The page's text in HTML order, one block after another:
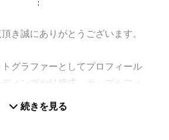
写真、CDジャケット写真、ライブ
の共同写真展などを開催。
や観光雑誌の撮影など多方面の撮
き誠にありがとうございます。
グラファーとしてプロフィール
ィングや結婚式、カップルフォ
五三、家族写真等で1000人以上の
きました。
続きを見る